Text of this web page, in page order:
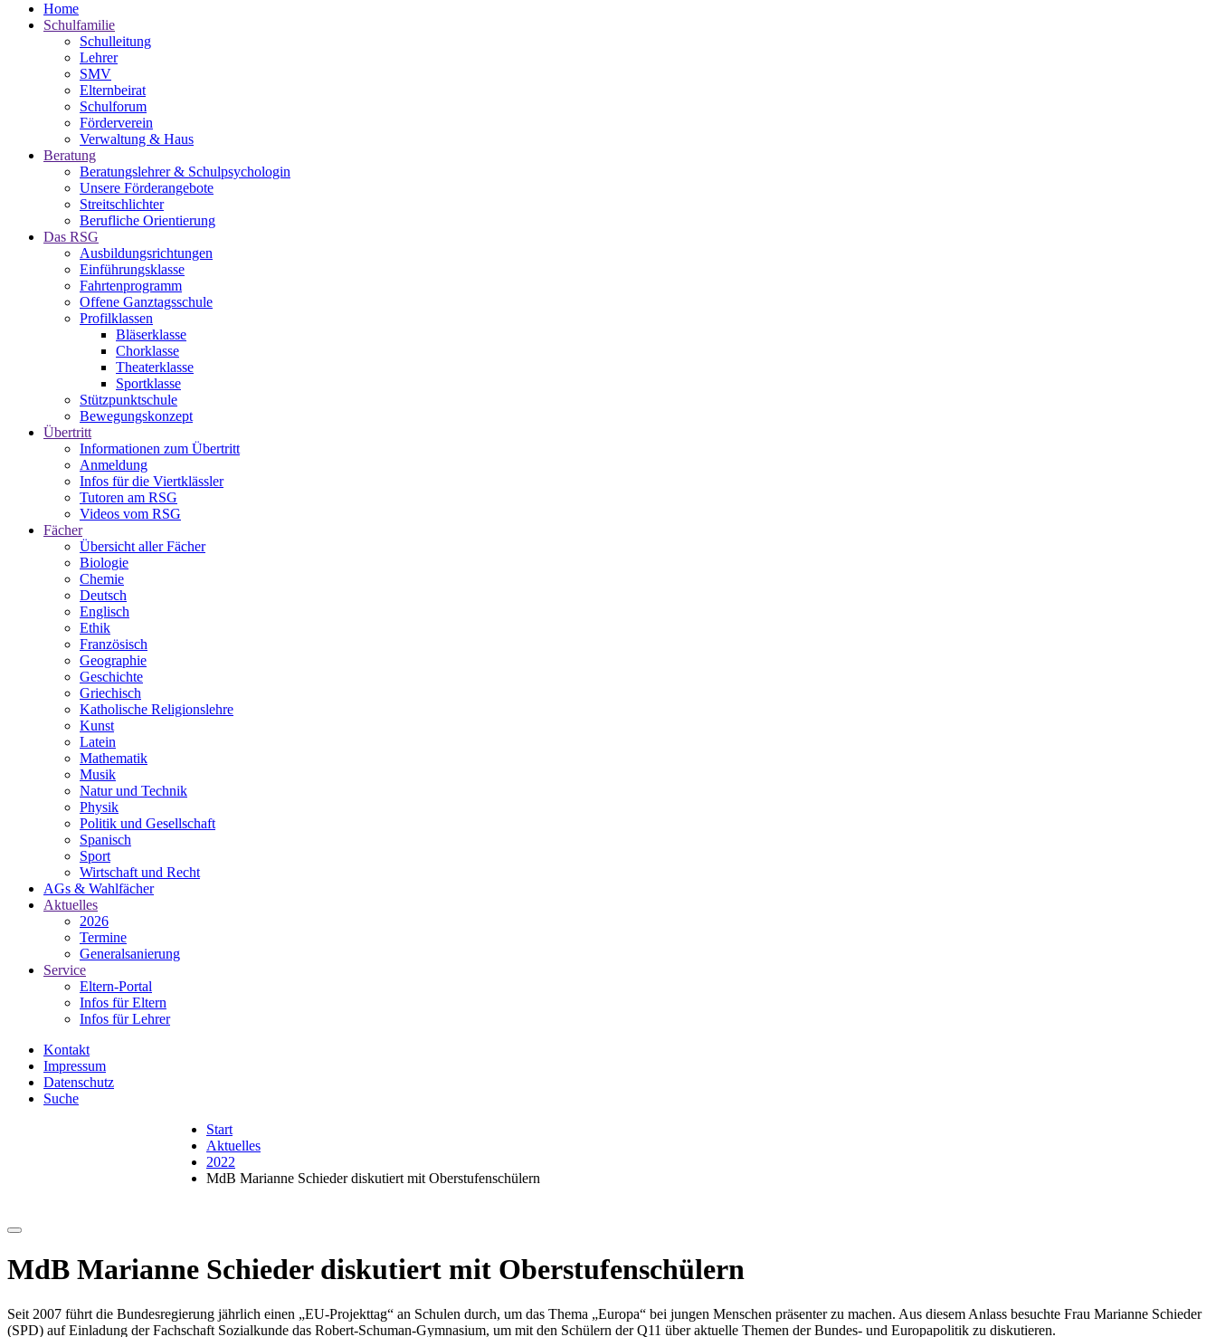
Home
Schulfamilie
Schulleitung
Lehrer
SMV
Elternbeirat
Schulforum
Förderverein
Verwaltung & Haus
Beratung
Beratungslehrer & Schulpsychologin
Unsere Förderangebote
Streitschlichter
Berufliche Orientierung
Das RSG
Ausbildungsrichtungen
Einführungsklasse
Fahrtenprogramm
Offene Ganztagsschule
Profilklassen
Bläserklasse
Chorklasse
Theaterklasse
Sportklasse
Stützpunktschule
Bewegungskonzept
Übertritt
Informationen zum Übertritt
Anmeldung
Infos für die Viertklässler
Tutoren am RSG
Videos vom RSG
Fächer
Übersicht aller Fächer
Biologie
Chemie
Deutsch
Englisch
Ethik
Französisch
Geographie
Geschichte
Griechisch
Katholische Religionslehre
Kunst
Latein
Mathematik
Musik
Natur und Technik
Physik
Politik und Gesellschaft
Spanisch
Sport
Wirtschaft und Recht
AGs & Wahlfächer
Aktuelles
2026
Termine
Generalsanierung
Service
Eltern-Portal
Infos für Eltern
Infos für Lehrer
Kontakt
Impressum
Datenschutz
Suche
Start
Aktuelles
2022
MdB Marianne Schieder diskutiert mit Oberstufenschülern
MdB Marianne Schieder diskutiert mit Oberstufenschülern
Seit 2007 führt die Bundesregierung jährlich einen „EU-Projekttag“ an Schulen durch, um das Thema „Europa“ bei jungen Menschen präsenter zu machen. Aus diesem Anlass besuchte Frau Marianne Schieder
(SPD) auf Einladung der Fachschaft Sozialkunde das Robert-Schuman-Gymnasium, um mit den Schülern der Q11 über aktuelle Themen der Bundes- und Europapolitik zu diskutieren.